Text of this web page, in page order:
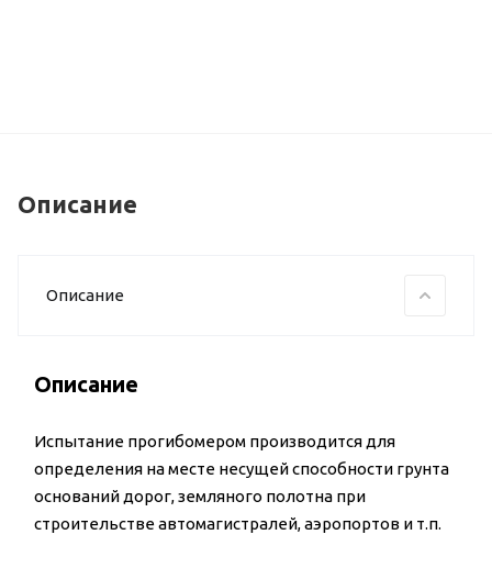
Описание
Описание
Описание
Испытание прогибомером производится для
определения на месте несущей способности грунта
оснований дорог, земляного полотна при
строительстве автомагистралей, аэропортов и т.п.